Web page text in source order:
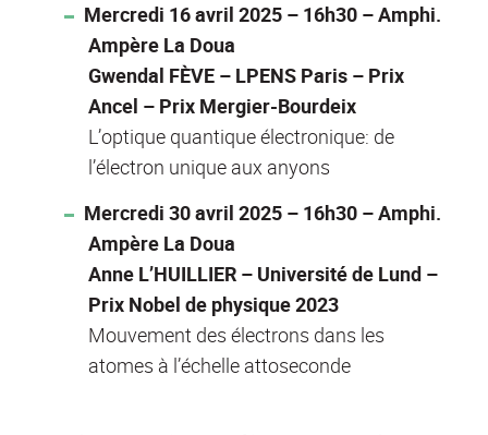
Mercredi 16 avril 2025 – 16h30 – Amphi.
Ampère La Doua
Gwendal FÈVE – LPENS Paris – Prix
Ancel – Prix Mergier-Bourdeix
L’optique quantique électronique: de
l’électron unique aux anyons
Mercredi 30 avril 2025 – 16h30 – Amphi.
Ampère La Doua
Anne L’HUILLIER – Université de Lund –
Prix Nobel de physique 2023
Mouvement des électrons dans les
atomes à l’échelle attoseconde